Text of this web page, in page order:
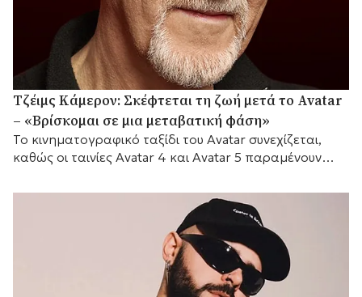
Τζέιμς Κάμερον: Σκέφτεται τη ζωή μετά το Avatar
– «Βρίσκομαι σε μια μεταβατική φάση»
Το κινηματογραφικό ταξίδι του Avatar συνεχίζεται,
καθώς οι ταινίες Avatar 4 και Avatar 5 παραμένουν
αντίστοιχα